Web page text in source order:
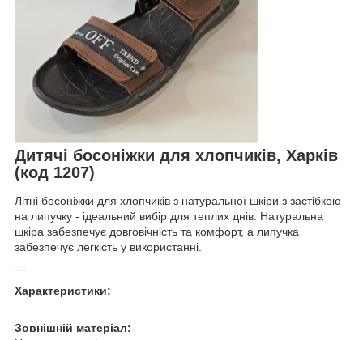
Дитячі босоніжки для хлопчиків, Харків
(код 1207)
Літні босоніжки для хлопчиків з натуральної шкіри з застібкою
на липучку - ідеальний вибір для теплих днів. Натуральна
шкіра забезпечує довговічність та комфорт, а липучка
забезпечує легкість у використанні.
---
Характеристики:
Зовнішній матеріал: